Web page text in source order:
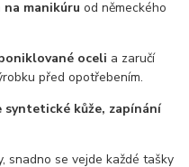
na manikúru od německého
oceli a zaručí
před opotřebením.
syntetické kůže, zapínání
snadno se vejde každé tašky